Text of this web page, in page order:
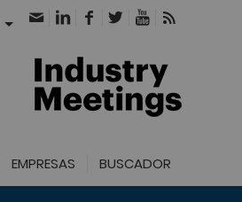
EMPRESAS BUSCADOR